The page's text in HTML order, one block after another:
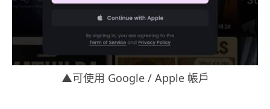
▲可使用 Google / Apple 帳戶